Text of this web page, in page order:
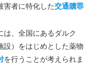
害者に特化した交通贖罪
は、全国にあるダルク
設）をはじめとした薬物
を行うことが考えられま